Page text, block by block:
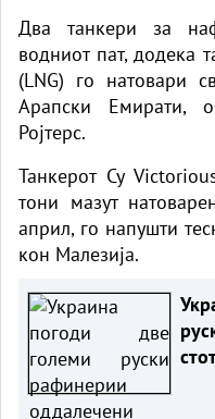
Два танкери за
водниот пат, додека
(LNG) го натовари
Арапски Емирати,
Ројтерс.
Танкерот Cy
тони мазут
април, го напушти
кон Малезија.